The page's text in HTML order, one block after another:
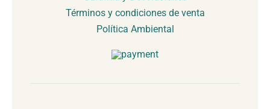
Términos y condiciones de venta
Política Ambiental